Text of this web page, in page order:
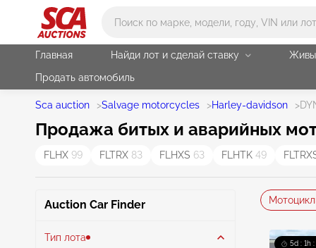
Главная Найди лот и сделай ставку
Продать автомобиль
Sca auction >Salvage motorcycles >Harley-davidson >
Продажа битых и аварийных
FLHX 99 FLTRX 83 FLHXS 63 FLHTK 49
Auction Car Finder
Тип лота
5d : 1h